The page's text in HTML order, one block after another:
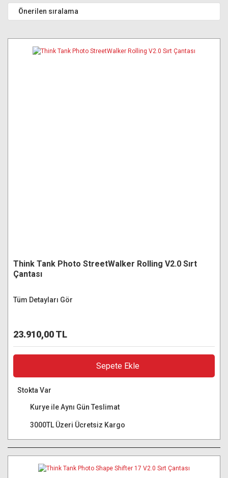
Think Tank Photo StreetWalker Rolling V2.0 Sırt
Çantası
Tüm Detayları Gör
23.910,00 TL
Sepete Ekle
Stokta Var
Kurye ile Aynı Gün Teslimat
3000TL Üzeri Ücretsiz Kargo